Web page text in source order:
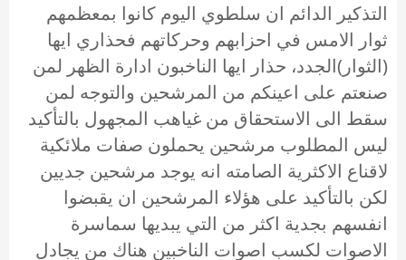
التذكير الدائم ان سلطوي اليوم كانوا بمعظمهم
ثوار الامس في احزابهم وحركاتهم فحذاري ايها
(الثوار)الجدد، حذار ايها الناخبون ادارة الظهر لمن
صنعتم على اعينكم من المرشحين والتوجه لمن
سقط الى الاستحقاق من غياهب المجهول بالتأكيد
ليس المطلوب مرشحين يحملون صفات ملائكية
لاقناع الاكثرية الصامته انه يوجد مرشحين جديين
لكن بالتأكيد على هؤلاء المرشحين ان يقبضوا
انفسهم بجدية اكثر من التي يبديها سماسرة
الاصوات لكسب اصوات الناخبين هناك من يجادل